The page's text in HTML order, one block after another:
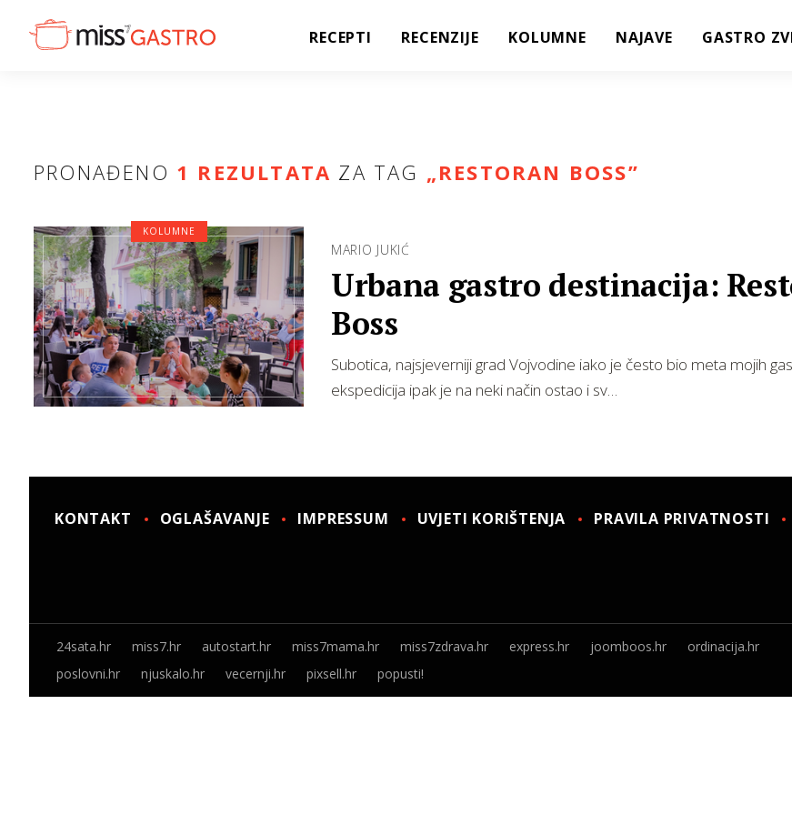
RECEPTI RECENZIJE KOLUMNE NAJAVE GASTRO
PRONAĐENO 1 REZULTATA ZA TAG „RESTORAN BOSS”
MARIO JUKIĆ
Urbana gastro destinacija:
Boss
Subotica, najsjeverniji grad Vojvodine iako je često bio meta mojih
ekspedicija ipak je na neki način ostao i sv…
KOLUMNE
KONTAKT OGLAŠAVANJE IMPRESSUM UVJETI KORIŠTENJA PRAVILA PRIVATNOSTI
24sata.hr miss7.hr autostart.hr miss7mama.hr miss7zdrava.hr express.hr joomboos.hr
ordinacija.hr
poslovni.hr
njuskalo.hr vecernji.hr pixsell.hr popusti!